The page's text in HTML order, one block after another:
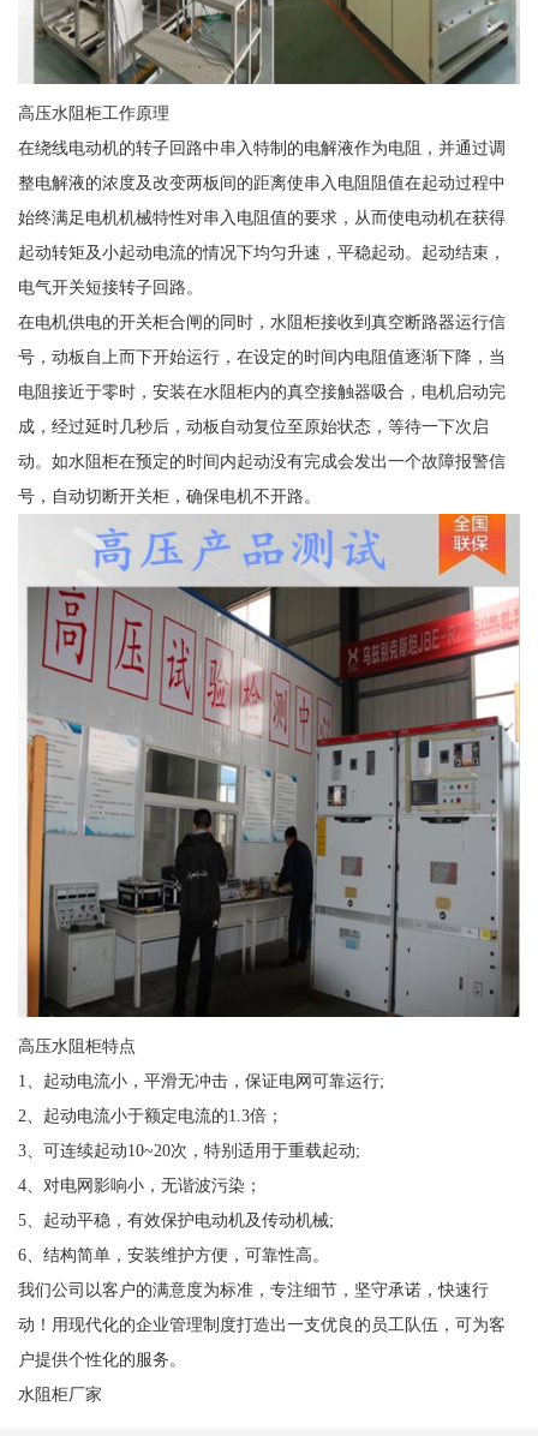
高压水阻柜工作原理
在绕线电动机的转子回路中串入特制的电解液作为电阻，并通过调
整电解液的浓度及改变两板间的距离使串入电阻阻值在起动过程中
始终满足电机机械特性对串入电阻值的要求，从而使电动机在获得
起动转矩及小起动电流的情况下均匀升速，平稳起动。起动结束，
电气开关短接转子回路。
在电机供电的开关柜合闸的同时，水阻柜接收到真空断路器运行信
号，动板自上而下开始运行，在设定的时间内电阻值逐渐下降，当
电阻接近于零时，安装在水阻柜内的真空接触器吸合，电机启动完
成，经过延时几秒后，动板自动复位至原始状态，等待一下次启
动。如水阻柜在预定的时间内起动没有完成会发出一个故障报警信
号，自动切断开关柜，确保电机不开路。
高压水阻柜特点
1、起动电流小，平滑无冲击，保证电网可靠运行;
2、起动电流小于额定电流的1.3倍；
3、可连续起动10~20次，特别适用于重载起动;
4、对电网影响小，无谐波污染；
5、起动平稳，有效保护电动机及传动机械;
6、结构简单，安装维护方便，可靠性高。
我们公司以客户的满意度为标准，专注细节，坚守承诺，快速行
动！用现代化的企业管理制度打造出一支优良的员工队伍，可为客
户提供个性化的服务。
水阻柜厂家